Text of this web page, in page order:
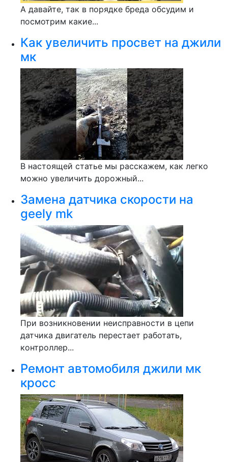
А давайте, так в порядке бреда обсудим и
посмотрим какие...
Как увеличить просвет на джили
мк
В настоящей статье мы расскажем, как легко
можно увеличить дорожный...
Замена датчика скорости на
geely mk
При возникновении неисправности в цепи
датчика двигатель перестает работать,
контроллер...
Ремонт автомобиля джили мк
кросс